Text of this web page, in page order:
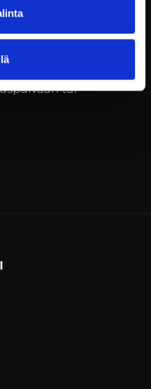
yli. Mieleenpainuvat
virkeänä ja
Yöpyminen
tai